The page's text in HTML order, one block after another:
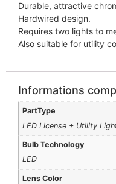
Durable, attractive
Hardwired design.
Requires two lights to
Also suitable for utility
Informations
PartType
LED License + Utility
Bulb Technology
LED
Lens Color